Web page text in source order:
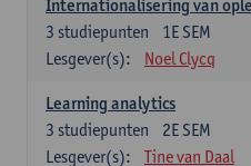
Internationalisering van
1E SEM
3 studiepunten
Lesgever(s):
Noel Clycq
Learning analytics
2E SEM
3 studiepunten
Lesgever(s):
Tine van Daal